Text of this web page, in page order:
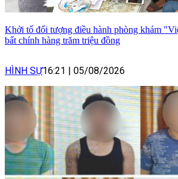
Khởi tố đối tượng điều hành phòng khám
bất chính hàng trăm triệu đồng
HÌNH SỰ16:21 05/08/2026